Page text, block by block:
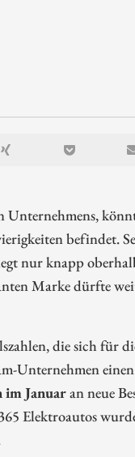
befindet.
nur knapp
Marke dürfte
die sich für
Unternehmen
Januaran neue
Elektroautos